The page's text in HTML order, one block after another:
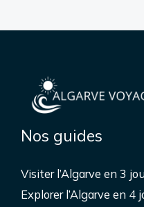
Nos guides
Visiter l’Algarve en 3
Explorer l’Algarve en 4